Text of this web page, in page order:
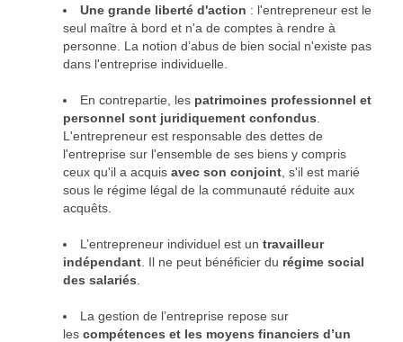
Une grande liberté d'action : l'entrepreneur est le
seul maître à bord et n'a de comptes à rendre à
personne. La notion d’abus de bien social n'existe pas
dans l'entreprise individuelle.
En contrepartie, les patrimoines professionnel et
personnel sont juridiquement confondus
L'entrepreneur est responsable des dettes de
l'entreprise sur l'ensemble de ses biens y compris
ceux qu'il a acquis avec son conjoint , s'il est marié
sous le régime légal de la communauté réduite aux
acquêts.
L’entrepreneur individuel est un travailleur
indépendant . Il ne peut bénéficier du régime social
des salariés
La gestion de l’entreprise repose sur
les compétences et les moyens financiers d’un